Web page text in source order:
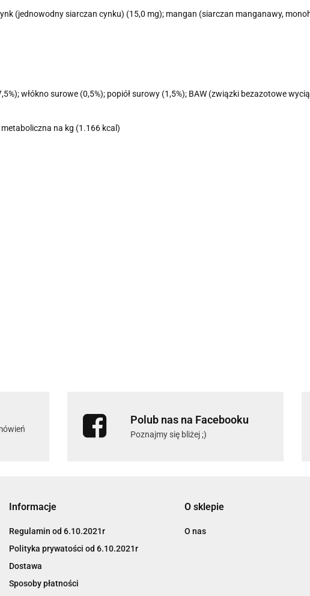
(jednowodny siarczan cynku) (15,0 mg); mangan (siarczan manganawy,
włókno surowe (0,5%); popiół surowy (1,5%); BAW (związki bezazotowe
na kg (1.166 kcal)
Polub nas na Facebooku
Poznajmy się bliżej ;)
Informacje
Regulamin od 6.10.2021r
Polityka prywatości od 6.10.2021r
Dostawa
Sposoby płatności
O sklepie
O nas